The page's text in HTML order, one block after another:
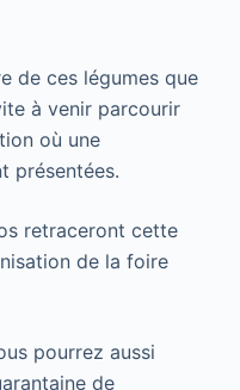
de ces légumes que
à venir parcourir
où une
présentées.
retraceront cette
de la foire
pourrez aussi
de